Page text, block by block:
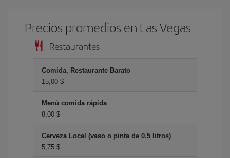
Precios promedios en Las Vegas
Restaurantes
Comida, Restaurante Barato
15,00 $
Menú comida rápida
8,00 $
Cerveza Local (vaso o pinta de 0.5 litros)
5,75 $